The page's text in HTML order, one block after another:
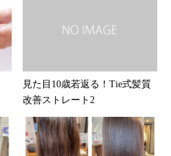
見た目10歳若返る！Tie式髪質
改善ストレート2